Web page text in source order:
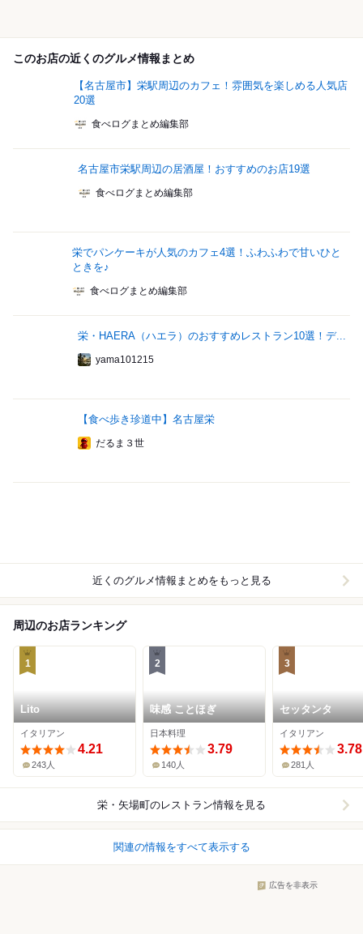
このお店の近くのグルメ情報まとめ
【名古屋市】栄駅周辺のカフェ！雰囲気を楽しめる人気店
20選
食べログまとめ編集部
名古屋市栄駅周辺の居酒屋！おすすめのお店19選
食べログまとめ編集部
栄でパンケーキが人気のカフェ4選！ふわふわで甘いひと
ときを♪
食べログまとめ編集部
栄・HAERA（ハエラ）のおすすめレストラン10選！デ...
yama101215
【食べ歩き珍道中】名古屋栄
だるま３世
近くのグルメ情報まとめをもっと見る
周辺のお店ランキング
1
Lito
イタリアン
4.21
243人
2
味感 ことほぎ
日本料理
3.79
140人
3
セッタンタ
イタリアン
3.78
281人
栄・矢場町のレストラン情報を見る
関連の情報をすべて表示する
広告を非表示